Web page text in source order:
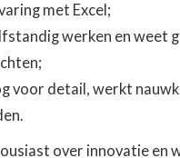
met Excel;
werken en weet
voor detail, werkt
over innovatie